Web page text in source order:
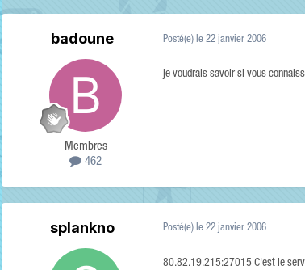
badoune
Membres
462
Posté(e) le 22 janvier 2006
je voudrais savoir si vous
splankno Posté(e) le 22 janvier 2006
80.82.19.215:27015 C'est le